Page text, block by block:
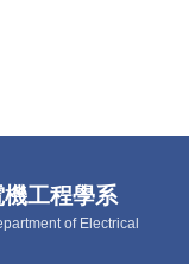
工程學系
of Electrical